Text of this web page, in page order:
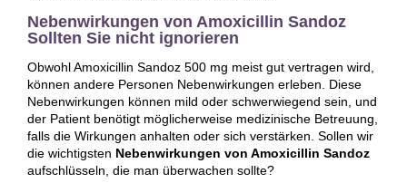
Nebenwirkungen von Amoxicillin Sandoz
Sollten Sie nicht ignorieren
Obwohl Amoxicillin Sandoz 500 mg meist gut vertragen wird,
können andere Personen Nebenwirkungen erleben. Diese
Nebenwirkungen können mild oder schwerwiegend sein, und
der Patient benötigt möglicherweise medizinische Betreuung,
falls die Wirkungen anhalten oder sich verstärken. Sollen wir
die wichtigsten Nebenwirkungen von Amoxicillin Sandoz
aufschlüsseln, die man überwachen sollte?